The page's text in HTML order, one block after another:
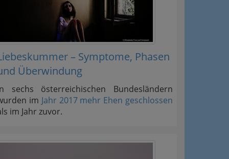
– Symptome, Phasen
Überwindung
sechs österreichischen Bundesländern
im Jahr 2017 mehr Ehen geschlossen
im Jahr zuvor.